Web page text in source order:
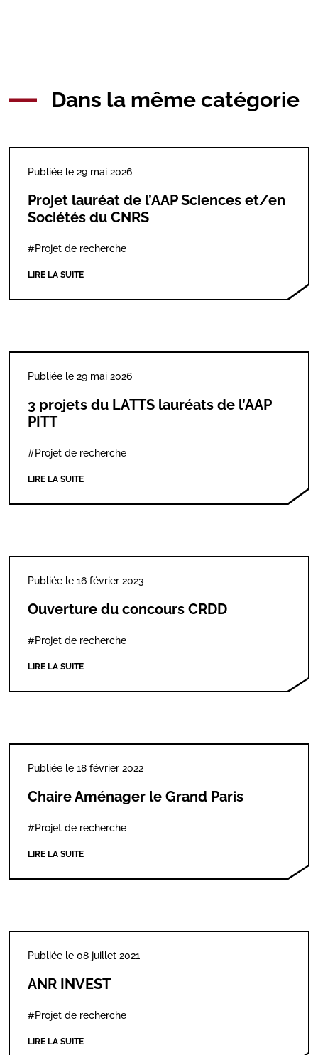
Dans la même catégorie
Publiée le 29 mai 2026
Projet lauréat de l’AAP Sciences et/en
Sociétés du CNRS
#Projet de recherche
LIRE LA SUITE
Publiée le 29 mai 2026
3 projets du LATTS lauréats de l’AAP
PITT
#Projet de recherche
LIRE LA SUITE
Publiée le 16 février 2023
Ouverture du concours CRDD
#Projet de recherche
LIRE LA SUITE
Publiée le 18 février 2022
Chaire Aménager le Grand Paris
#Projet de recherche
LIRE LA SUITE
Publiée le 08 juillet 2021
ANR INVEST
#Projet de recherche
LIRE LA SUITE